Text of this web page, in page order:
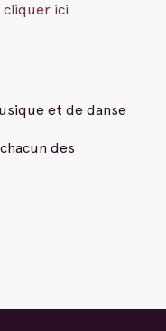
cliquer ici
et de danse
des